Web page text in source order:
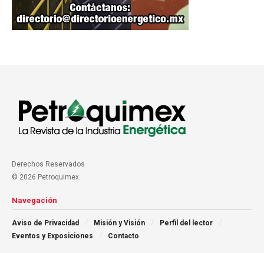
Derechos Reservados
© 2026 Petroquimex.
Navegación
Aviso de Privacidad Misión y Visión
Perfil del lector
Eventos y Exposiciones
Contacto